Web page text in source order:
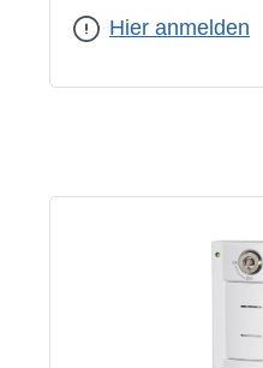
Hier anmelden